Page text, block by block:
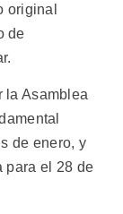
original
de
la Asamblea
de enero, y
para el 28 de